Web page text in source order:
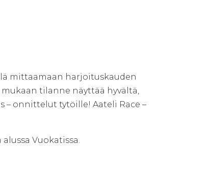
mittaamaan harjoituskauden
tilanne näyttää hyvältä,
onnittelut tytöille! Aateli Race –
Vuokatissa.